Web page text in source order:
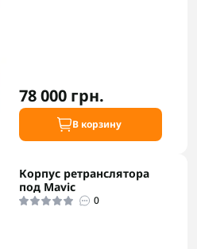
78 000 грн.
В корзину
Корпус ретранслятора
под Mavic
0